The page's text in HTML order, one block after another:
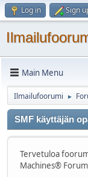
Log in Sign
Main Menu
Ilmailufoorumi ►
SMF käyttäjän
Tervetuloa
Machines®